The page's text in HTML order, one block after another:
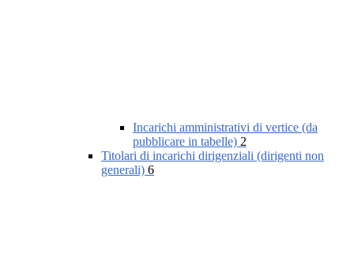
Incarichi amministrativi di vertice (da
pubblicare in tabelle) 2
Titolari di incarichi dirigenziali (dirigenti non
generali) 6